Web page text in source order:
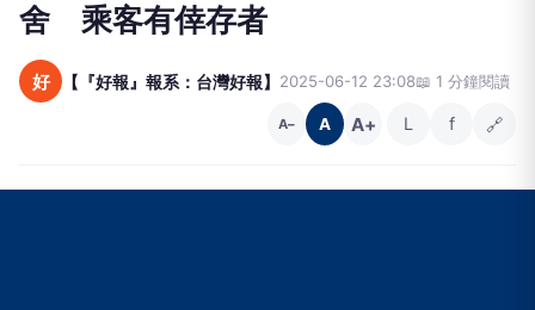
舍 乘客有倖存者
好 【『好報』報系：台灣好報】 2025-06-12 23:08📖 1 分鐘閱讀
A− A A+ L f 🔗